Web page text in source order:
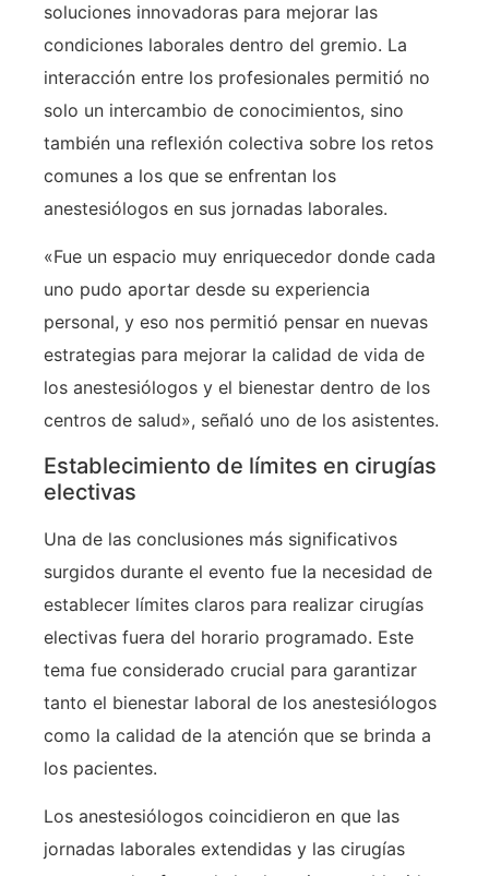
soluciones innovadoras para mejorar las
condiciones laborales dentro del gremio. La
interacción entre los profesionales permitió no
solo un intercambio de conocimientos, sino
también una reflexión colectiva sobre los retos
comunes a los que se enfrentan los
anestesiólogos en sus jornadas laborales.
«Fue un espacio muy enriquecedor donde cada
uno pudo aportar desde su experiencia
personal, y eso nos permitió pensar en nuevas
estrategias para mejorar la calidad de vida de
los anestesiólogos y el bienestar dentro de los
centros de salud», señaló uno de los asistentes.
Establecimiento de límites en cirugías
electivas
Una de las conclusiones más significativos
surgidos durante el evento fue la necesidad de
establecer límites claros para realizar cirugías
electivas fuera del horario programado. Este
tema fue considerado crucial para garantizar
tanto el bienestar laboral de los anestesiólogos
como la calidad de la atención que se brinda a
los pacientes.
Los anestesiólogos coincidieron en que las
jornadas laborales extendidas y las cirugías